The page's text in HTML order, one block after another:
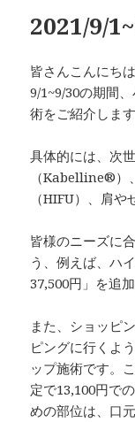
2021/9/
皆さんこんにち
9/1~9/30の期間
術をご紹介します
具体的には、次
（Kabelline®）
（HIFU）、肩や
皆様のニーズに
う、例えば、ハ
37,500円」を追
また、ショッピ
ピングに行くよ
ップ施術です。
定で13,100円で
めの部位は、口